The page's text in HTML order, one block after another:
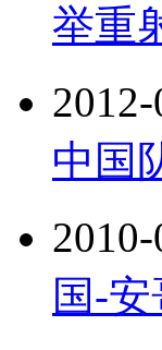
举重
中国
国-